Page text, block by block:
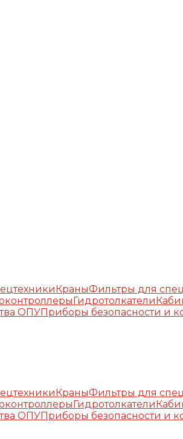
КраныФильтры для
Гидротолкатели
ОПУПриборы безопасности и
КраныФильтры для
Гидротолкатели
ОПУПриборы безопасности и